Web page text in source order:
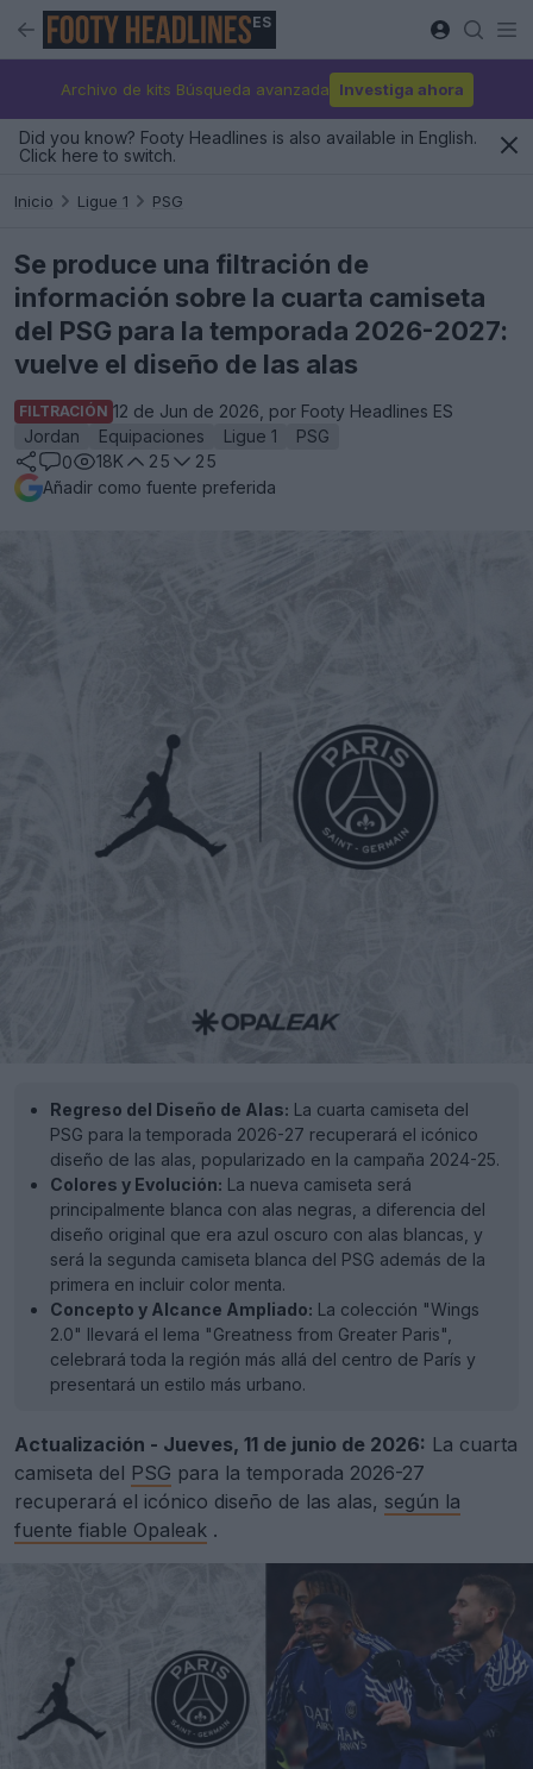
ES
Archivo de kits Búsqueda avanzada Investiga ahora
Did you know? Footy Headlines is also available in English.
Click here to switch.
Inicio Ligue 1 PSG
Se produce una filtración de
información sobre la cuarta camiseta
del PSG para la temporada 2026-2027:
vuelve el diseño de las alas
FILTRACIÓN 12 de Jun de 2026, por Footy Headlines ES
Jordan
Equipaciones Ligue 1
PSG
0
18K 25
25
Añadir como fuente preferida
Regreso del Diseño de Alas: La cuarta camiseta del
PSG para la temporada 2026-27 recuperará el icónico
diseño de las alas, popularizado en la campaña 2024-25.
Colores y Evolución: La nueva camiseta será
principalmente blanca con alas negras, a diferencia del
diseño original que era azul oscuro con alas blancas, y
será la segunda camiseta blanca del PSG además de la
primera en incluir color menta.
Concepto y Alcance Ampliado: La colección "Wings
2.0" llevará el lema "Greatness from Greater Paris",
celebrará toda la región más allá del centro de París y
presentará un estilo más urbano.
Actualización - Jueves, 11 de junio de 2026: La cuarta
camiseta del PSG para la temporada 2026-27
recuperará el icónico diseño de las alas, según la
fuente fiable Opaleak .